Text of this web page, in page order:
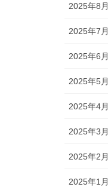
2025年8月
2025年7月
2025年6月
2025年5月
2025年4月
2025年3月
2025年2月
2025年1月